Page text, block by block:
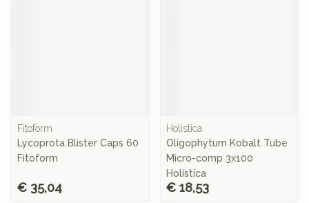
Fitoform
Lycoprota Blister Caps 60
Fitoform
€ 35,04
Holistica
Oligophytum Kobalt Tube
Micro-comp 3x100
Holistica
€ 18,53